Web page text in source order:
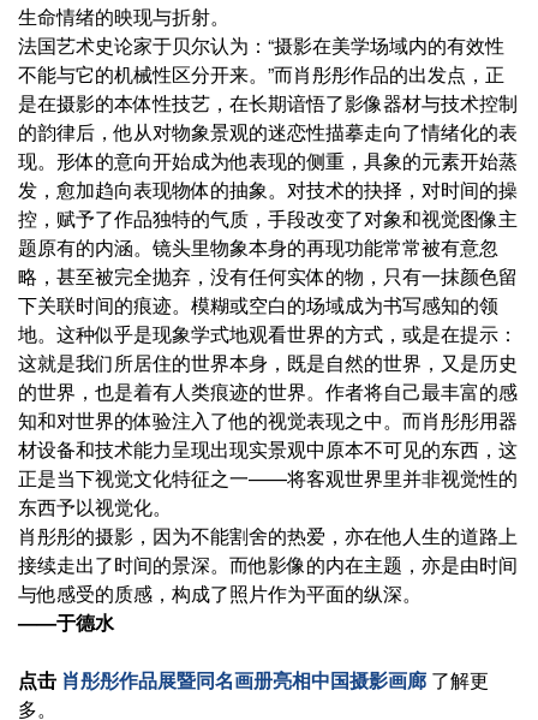
生命情绪的映现与折射。
法国艺术史论家于贝尔认为：“摄影在美学场域内的有效性
不能与它的机械性区分开来。”而肖彤彤作品的出发点，正
是在摄影的本体性技艺，在长期谙悟了影像器材与技术控制
的韵律后，他从对物象景观的迷恋性描摹走向了情绪化的表
现。形体的意向开始成为他表现的侧重，具象的元素开始蒸
发，愈加趋向表现物体的抽象。对技术的抉择，对时间的操
控，赋予了作品独特的气质，手段改变了对象和视觉图像主
题原有的内涵。镜头里物象本身的再现功能常常被有意忽
略，甚至被完全抛弃，没有任何实体的物，只有一抹颜色留
下关联时间的痕迹。模糊或空白的场域成为书写感知的领
地。这种似乎是现象学式地观看世界的方式，或是在提示：
这就是我们所居住的世界本身，既是自然的世界，又是历史
的世界，也是着有人类痕迹的世界。作者将自己最丰富的感
知和对世界的体验注入了他的视觉表现之中。而肖彤彤用器
材设备和技术能力呈现出现实景观中原本不可见的东西，这
正是当下视觉文化特征之一——将客观世界里并非视觉性的
东西予以视觉化。
肖彤彤的摄影，因为不能割舍的热爱，亦在他人生的道路上
接续走出了时间的景深。而他影像的内在主题，亦是由时间
与他感受的质感，构成了照片作为平面的纵深。
——于德水
点击 肖彤彤作品展暨同名画册亮相中国摄影画廊 了解更
多。